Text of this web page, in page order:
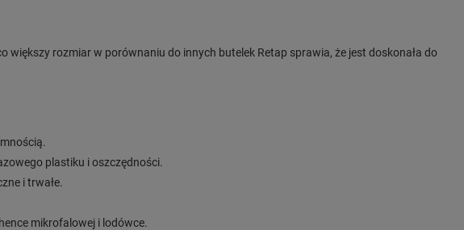
rozmiar w porównaniu do innych butelek Retap sprawia, że jest doskonała do
plastiku i oszczędności.
i trwałe.
mikrofalowej i lodówce.